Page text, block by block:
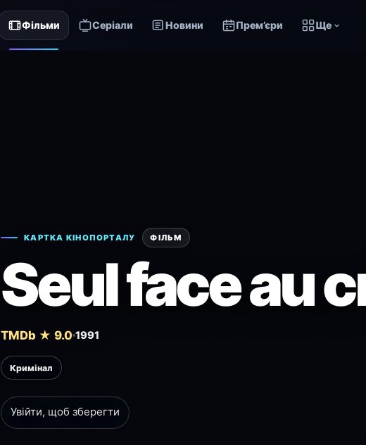
Фільми Серіали Новини Прем’єри Ще
КАРТКА КІНОПОРТАЛУ ФІЛЬМ
Seul face au
TMDb ★ 9.0 1991
Кримінал
Увійти, щоб зберегти